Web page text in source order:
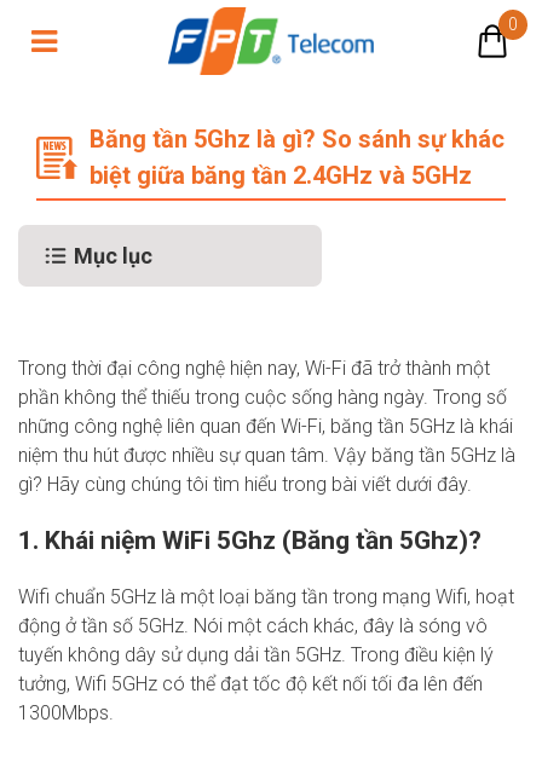
0
Băng tần 5Ghz là gì? So sánh sự khác
biệt giữa băng tần 2.4GHz và 5GHz
Mục lục
Trong thời đại công nghệ hiện nay, Wi-Fi đã trở thành một
phần không thể thiếu trong cuộc sống hàng ngày. Trong số
những công nghệ liên quan đến Wi-Fi, băng tần 5GHz là khái
niệm thu hút được nhiều sự quan tâm. Vậy băng tần 5GHz là
gì? Hãy cùng chúng tôi tìm hiểu trong bài viết dưới đây.
1. Khái niệm WiFi 5Ghz (Băng tần 5Ghz)?
Wifi chuẩn 5GHz là một loại băng tần trong mạng Wifi, hoạt
động ở tần số 5GHz. Nói một cách khác, đây là sóng vô
tuyến không dây sử dụng dải tần 5GHz. Trong điều kiện lý
tưởng, Wifi 5GHz có thể đạt tốc độ kết nối tối đa lên đến
1300Mbps.